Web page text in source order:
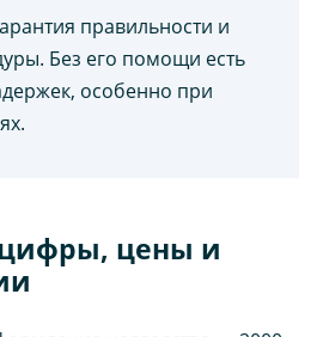
правильности и
Без его помощи есть
особенно при
цены и